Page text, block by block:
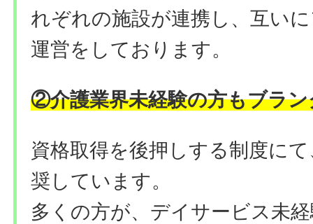
れぞれの施設が連携し、互い
運営をしております。
②介護業界未経験の方もブラ
資格取得を後押しする制度に
奨しています。
多くの方が、デイサービス未